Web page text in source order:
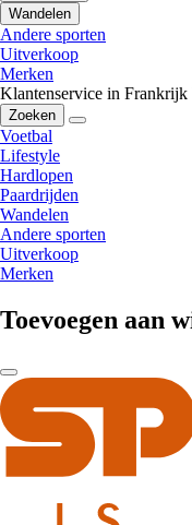
Wandelen
Andere sporten
Uitverkoop
Merken
Klantenservice in Frankrijk
Zoeken
Voetbal
Lifestyle
Hardlopen
Paardrijden
Wandelen
Andere sporten
Uitverkoop
Merken
Toevoegen aan